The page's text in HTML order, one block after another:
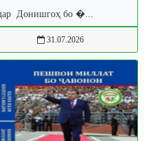
Донишгоҳ бо �...
31.07.2026